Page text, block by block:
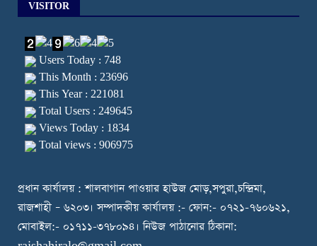
VISITOR
Users Today : 748
This Month : 23696
This Year : 221081
Total Users : 249645
Views Today : 1834
Total views : 906975
প্রধান কার্যালয় : শালবাগান পাওয়ার হাউজ মোড়,সপুরা,চন্দ্রিমা,
রাজশাহী – ৬২০৩। সম্পাদকীয় কার্যালয় :- ফোন:- ০৭২১-৭৬০৬২১,
মোবাইল:- ০১৭১১-৩৭৮০৯৪। নিউজ পাঠানোর ঠিকানা: